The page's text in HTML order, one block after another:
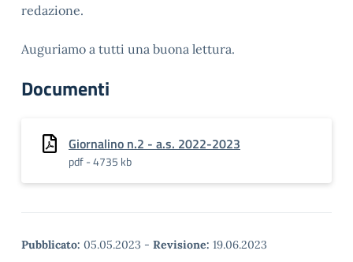
redazione.
Auguriamo a tutti una buona lettura.
Documenti
Giornalino n.2 - a.s. 2022-2023
pdf - 4735 kb
Pubblicato: 05.05.2023 - Revisione: 19.06.2023